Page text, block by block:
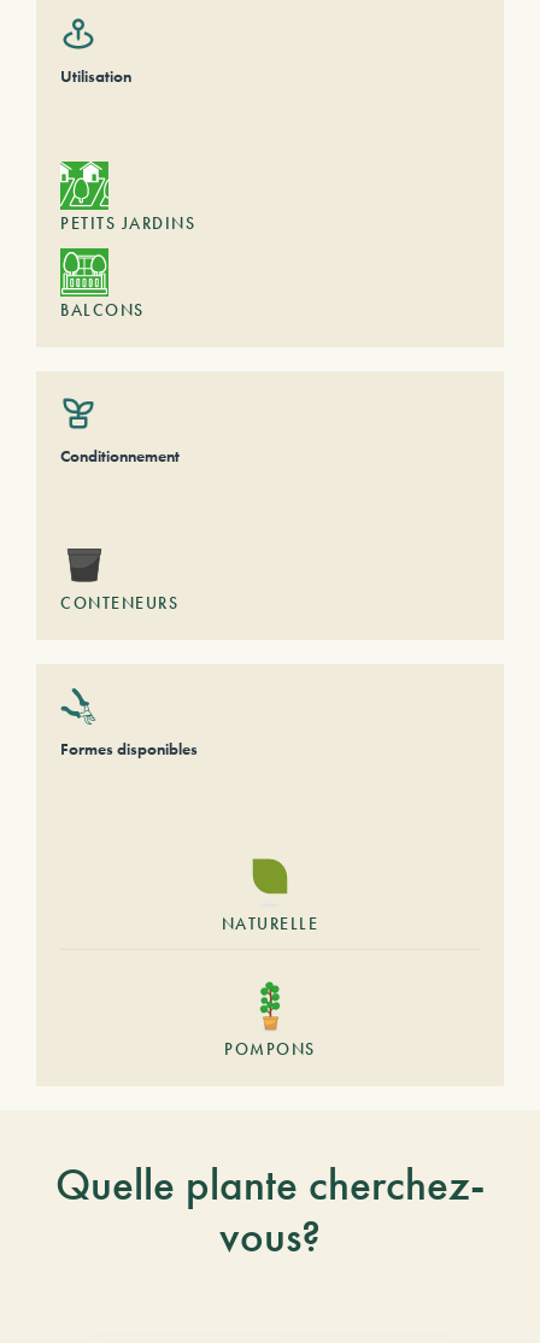
Utilisation
PETITS JARDINS
BALCONS
Conditionnement
CONTENEURS
Formes disponibles
NATURELLE
POMPONS
Quelle plante cherchez-
vous?